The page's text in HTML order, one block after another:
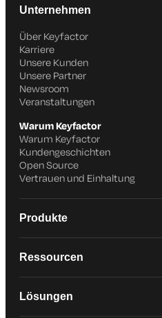
Unternehmen
Über Keyfactor
Karriere
Unsere Kunden
Unsere Partner
Newsroom
Veranstaltungen
Warum Keyfactor
Warum Keyfactor
Kundengeschichten
Open Source
Vertrauen und Einhaltung
Produkte
Ressourcen
Lösungen